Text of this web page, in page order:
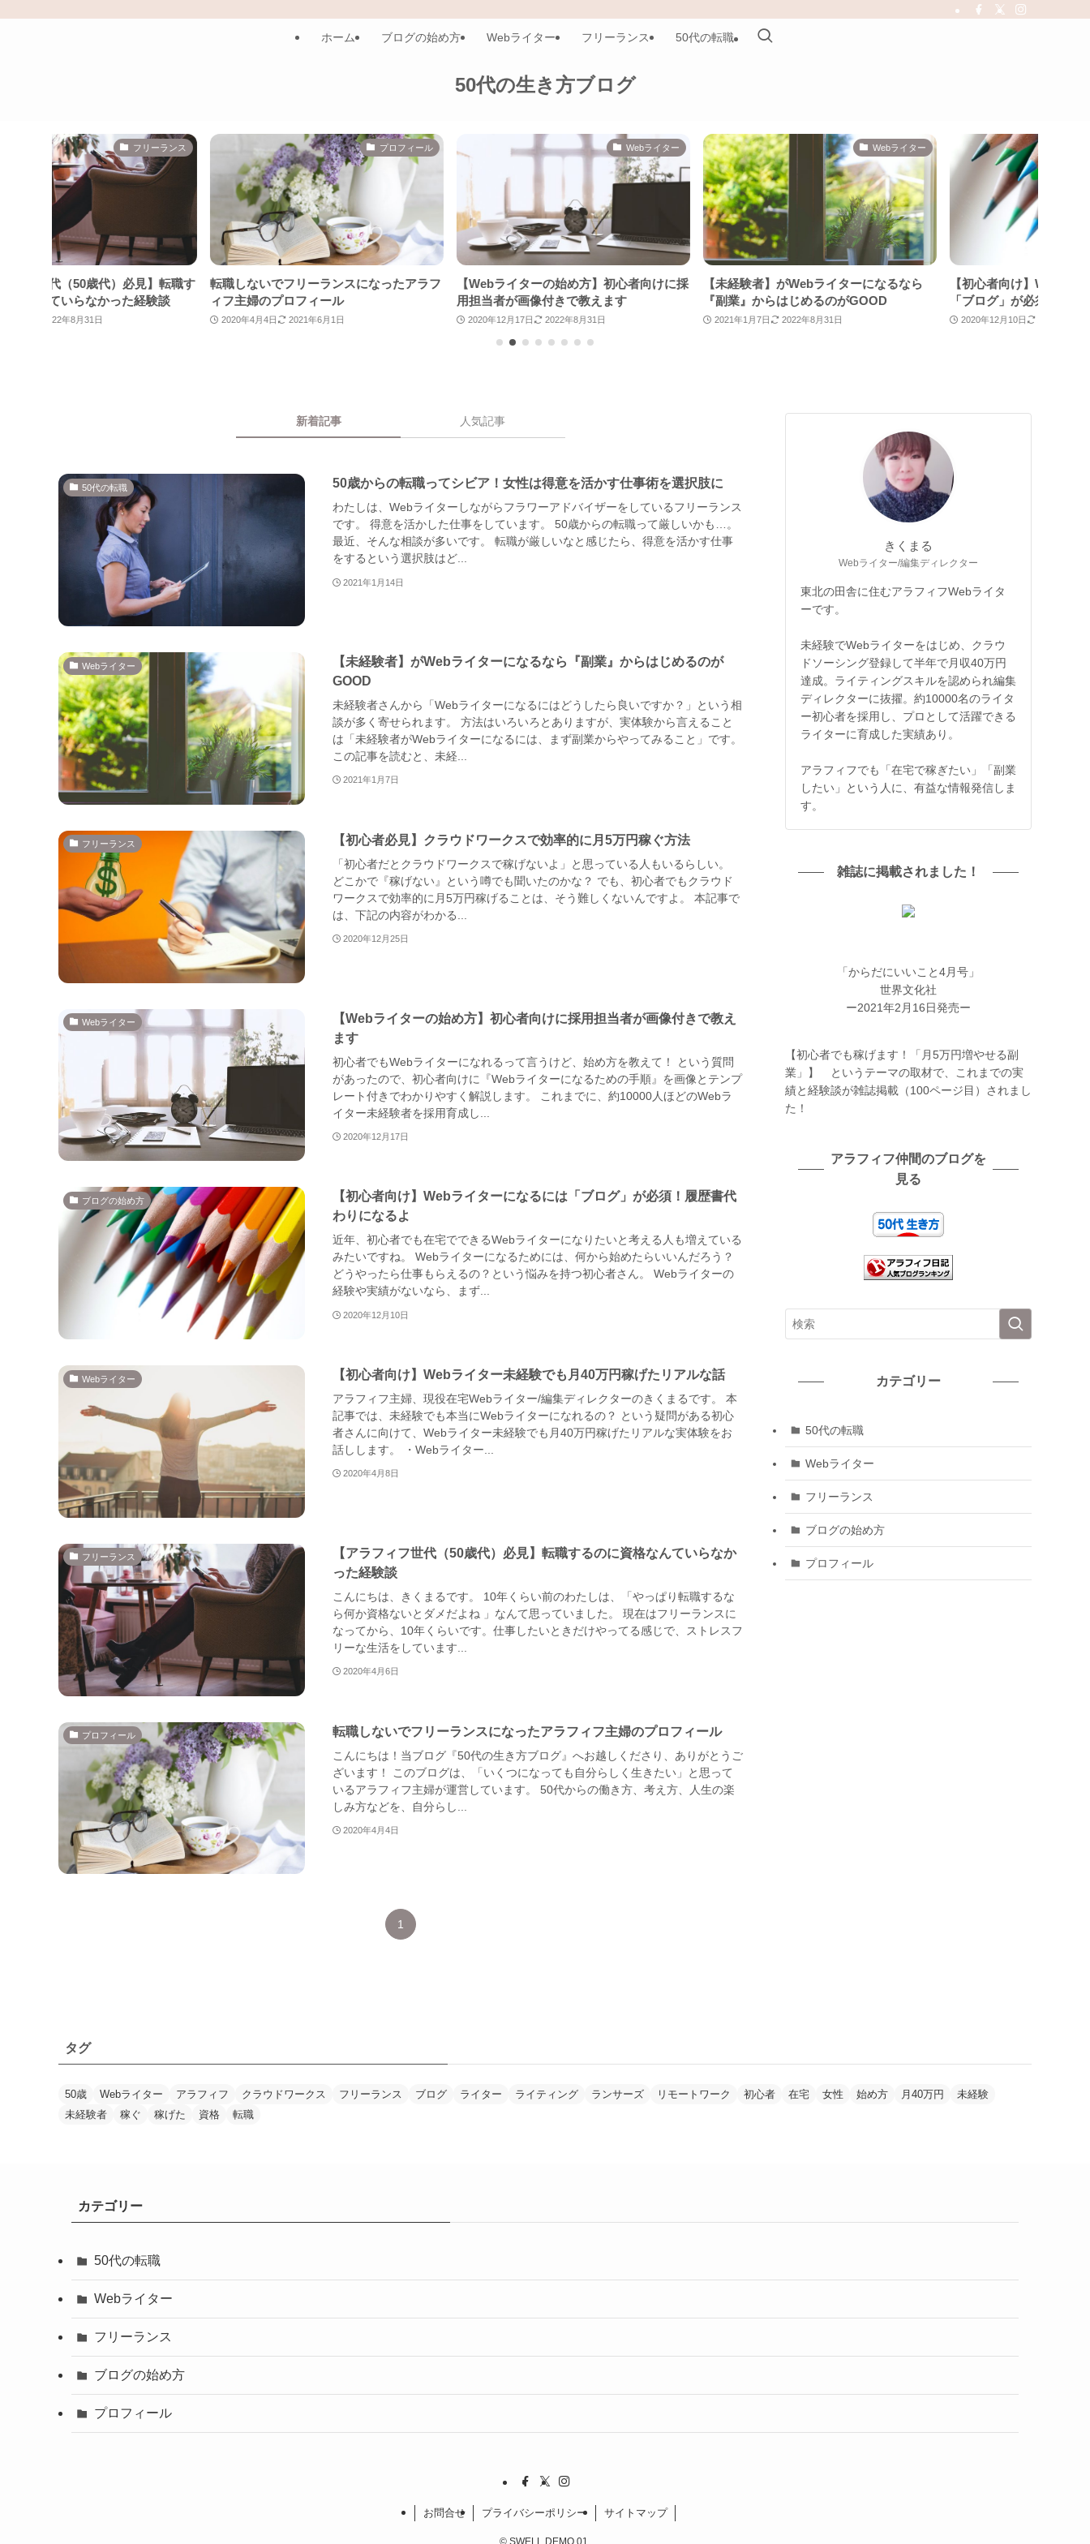
50代の生き方ブログ
ホーム ブログの始め方 Webライター フリーランス 50代の転職
フリーランス
世代（50歳代）必見】転職す
んていらなかった経験談
2022年8月31日
プロフィール
転職しないでフリーランスになったアラフ
ィフ主婦のプロフィール
2020年4月4日 2021年6月1日
Webライター
【Webライターの始め方】初心者向けに採
用担当者が画像付きで教えます
2020年12月17日 2022年8月31日
Webライター
【未経験者】がWebライターになるなら
『副業』からはじめるのがGOOD
2021年1月7日 2022年8月31日
【初心者向け】Webライター
「ブログ」が必須！履歴書代
2020年12月10日 2022年8月31日
新着記事 人気記事
50代の転職 50歳からの転職ってシビア！女性は得意を活かす仕事術を選択肢に
わたしは、Webライターしながらフラワーアドバイザーをしているフリーランス
です。 得意を活かした仕事をしています。 50歳からの転職って厳しいかも…。
最近、そんな相談が多いです。 転職が厳しいなと感じたら、得意を活かす仕事
をするという選択肢はど...
2021年1月14日
Webライター
【未経験者】がWebライターになるなら『副業』からはじめるのが
GOOD
未経験者さんから「Webライターになるにはどうしたら良いですか？」という相
談が多く寄せられます。 方法はいろいろとありますが、実体験から言えること
は「未経験者がWebライターになるには、まず副業からやってみること」です。
この記事を読むと、未経...
2021年1月7日
フリーランス 【初心者必見】クラウドワークスで効率的に月5万円稼ぐ方法
「初心者だとクラウドワークスで稼げないよ」と思っている人もいるらしい。
どこかで『稼げない』という噂でも聞いたのかな？ でも、初心者でもクラウド
ワークスで効率的に月5万円稼げることは、そう難しくないんですよ。 本記事で
は、下記の内容がわかる...
2020年12月25日
Webライター
【Webライターの始め方】初心者向けに採用担当者が画像付きで教え
ます
初心者でもWebライターになれるって言うけど、始め方を教えて！ という質問
があったので、初心者向けに『Webライターになるための手順』を画像とテンプ
レート付きでわかりやすく解説します。 これまでに、約10000人ほどのWebラ
イター未経験者を採用育成し...
2020年12月17日
ブログの始め方
【初心者向け】Webライターになるには「ブログ」が必須！履歴書代
わりになるよ
近年、初心者でも在宅でできるWebライターになりたいと考える人も増えている
みたいですね。 Webライターになるためには、何から始めたらいいんだろう？
どうやったら仕事もらえるの？という悩みを持つ初心者さん。 Webライターの
経験や実績がないなら、まず...
2020年12月10日
Webライター 【初心者向け】Webライター未経験でも月40万円稼げたリアルな話
アラフィフ主婦、現役在宅Webライター/編集ディレクターのきくまるです。 本
記事では、未経験でも本当にWebライターになれるの？ という疑問がある初心
者さんに向けて、Webライター未経験でも月40万円稼げたリアルな実体験をお
話しします。 ・Webライター...
2020年4月8日
フリーランス
【アラフィフ世代（50歳代）必見】転職するのに資格なんていらなか
った経験談
こんにちは、きくまるです。 10年くらい前のわたしは、「やっぱり転職するな
ら何か資格ないとダメだよね 」なんて思っていました。 現在はフリーランスに
なってから、10年くらいです。仕事したいときだけやってる感じで、ストレスフ
リーな生活をしています...
2020年4月6日
プロフィール 転職しないでフリーランスになったアラフィフ主婦のプロフィール
こんにちは！当ブログ『50代の生き方ブログ』へお越しくださり、ありがとうご
ざいます！ このブログは、「いくつになっても自分らしく生きたい」と思って
いるアラフィフ主婦が運営しています。 50代からの働き方、考え方、人生の楽
しみ方などを、自分らし...
2020年4月4日
1
きくまる
Webライター/編集ディレクター
東北の田舎に住むアラフィフWebライタ
ーです。
未経験でWebライターをはじめ、クラウ
ドソーシング登録して半年で月収40万円
達成。ライティングスキルを認められ編集
ディレクターに抜擢。約10000名のライタ
ー初心者を採用し、プロとして活躍できる
ライターに育成した実績あり。
アラフィフでも「在宅で稼ぎたい」「副業
したい」という人に、有益な情報発信しま
す。
雑誌に掲載されました！
「からだにいいこと4月号」
世界文化社
ー2021年2月16日発売ー
【初心者でも稼げます！「月5万円増やせる副
業」】 というテーマの取材で、これまでの実
績と経験談が雑誌掲載（100ページ目）されまし
た！
アラフィフ仲間のブログを
見る
カテゴリー
50代の転職
Webライター
フリーランス
ブログの始め方
プロフィール
タグ
50歳 Webライター アラフィフ クラウドワークス フリーランス ブログ ライター ライティング ランサーズ リモートワーク 初心者 在宅 女性 始め方 月40万円
未経験
未経験者
稼ぐ 稼げた 資格 転職
カテゴリー
50代の転職
Webライター
フリーランス
ブログの始め方
プロフィール
お問合せ プライバシーポリシー サイトマップ